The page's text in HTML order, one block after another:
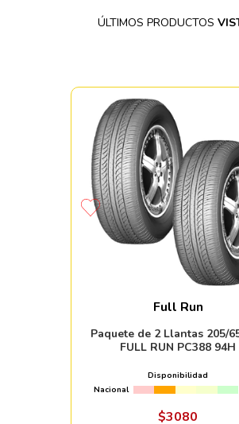
ÚLTIMOS PRODUCTOS
Full Run
Paquete de 2 Llantas 205/
FULL RUN PC388 94H
Disponibilidad
Nacional
$3080